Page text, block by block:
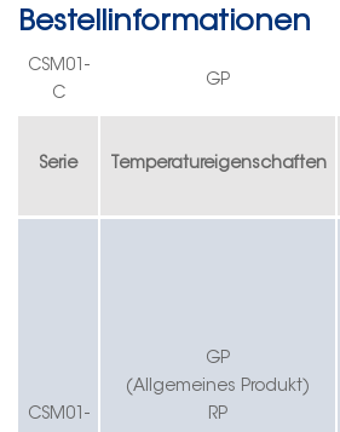
Bestellinformationen
CSM 0 1-
C
GP
Serie Temperatureigenschaften
CSM01-
GP
(Allgemeines Produkt)
RP